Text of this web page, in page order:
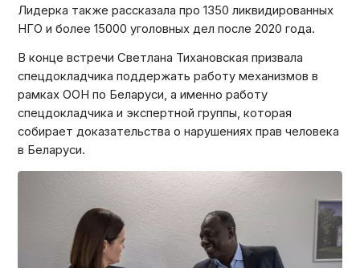
Лидерка также рассказала про 1350 ликвидированных
НГО и более 15000 уголовных дел после 2020 года.
В конце встречи Светлана Тихановская призвала
спецдокладчика поддержать работу механизмов в
рамках ООН по Беларуси, а именно работу
спецдокладчика и экспертной группы, которая
собирает доказательства о нарушениях прав человека
в Беларуси.